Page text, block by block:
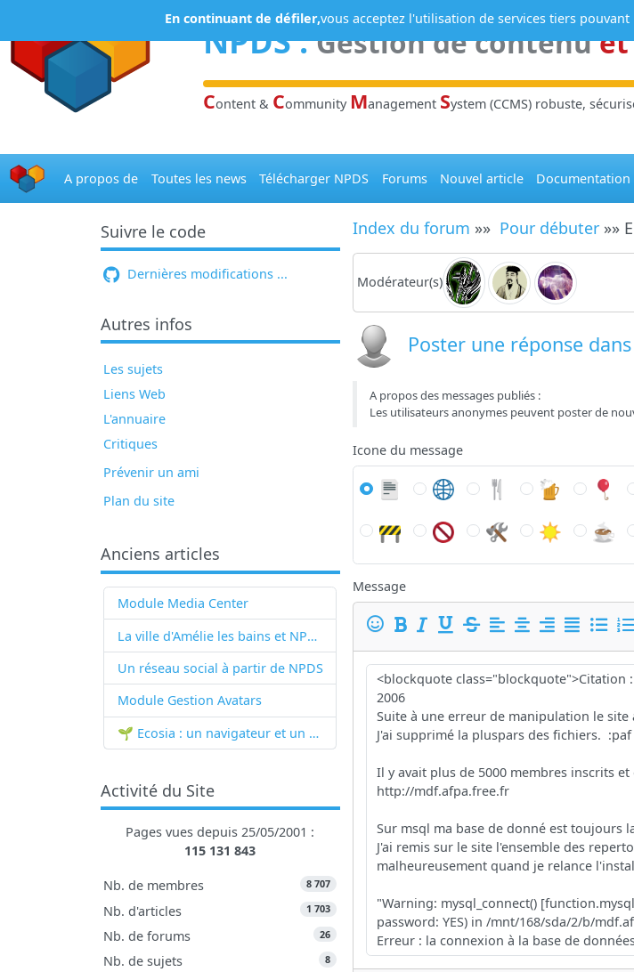
NPDS:Gestion de contenuet
Content & Community Management System (CCMS) robuste,
A propos de Toutes les news Télécharger NPDS Forums Nouvel article Documentation
Suivre le code
Dernières modifications ...
Autres infos
Les sujets
Liens Web
L'annuaire
Critiques
Prévenir un ami
Plan du site
Anciens articles
Module Media Center
La ville d'Amélie les bains et NPDS
Un réseau social à partir de NPDS
Module Gestion Avatars
🌱 Ecosia : un navigateur et un moteur de recherche qui plantent des arbres !...
Activité du Site
Pages vues depuis 25/05/2001 :
115 131 843
Nb. de membres 8 707
Nb. d'articles 1 703
Nb. de forums 26
Nb. de sujets 8
Index du forum »» Pour débuter»»
Modérateur(s)
Poster une réponse
A propos des messages publiés :
Les utilisateurs anonymes peuvent poster de
Icone du message
Message
En continuant de défiler,vous acceptez l'utilisation de services tiers